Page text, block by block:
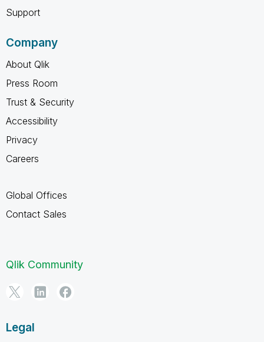
Support
Company
About Qlik
Press Room
Trust & Security
Accessibility
Privacy
Careers
Global Offices
Contact Sales
Qlik Community
Legal